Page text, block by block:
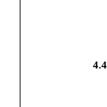
4.4